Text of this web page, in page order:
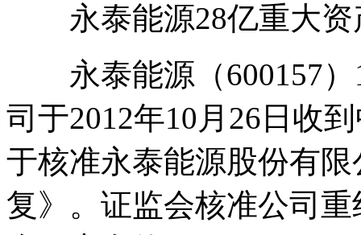
永泰能源28亿重大资
永泰能源（600157）
司于2012年10月26日收
于核准永泰能源股份有
复》。证监会核准公司